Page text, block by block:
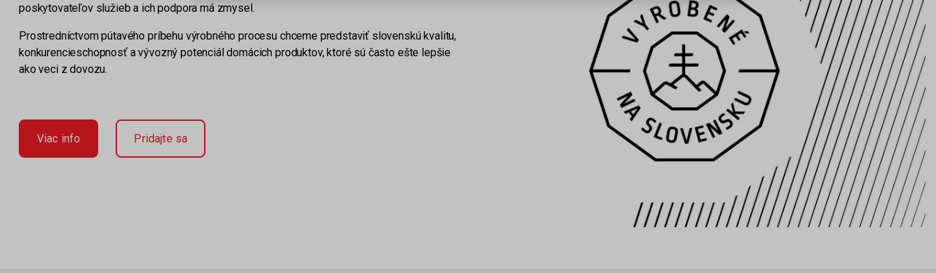
poskytovateľov služieb a ich podpora má zmysel.
Prostredníctvom pútavého príbehu výrobného procesu chceme predstaviť slovenskú kvalitu,
konkurencieschopnosť a vývozný potenciál domácich produktov, ktoré sú často ešte lepšie
ako veci z dovozu.
Viac info Pridajte sa